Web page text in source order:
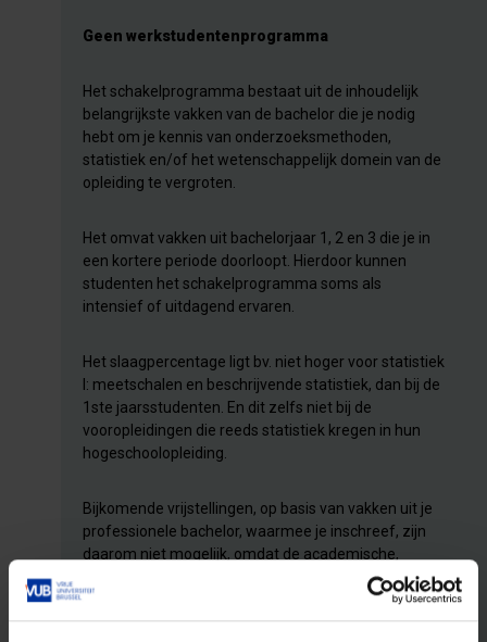
Geen werkstudentenprogramma
Het schakelprogramma bestaat uit de inhoudelijk
belangrijkste vakken van de bachelor die je nodig
hebt om je kennis van onderzoeksmethoden,
statistiek en/of het wetenschappelijk domein van de
opleiding te vergroten.
Het omvat vakken uit bachelorjaar 1, 2 en 3 die je in
een kortere periode doorloopt. Hierdoor kunnen
studenten het schakelprogramma soms als
intensief of uitdagend ervaren.
Het slaagpercentage ligt bv. niet hoger voor statistiek
I: meetschalen en beschrijvende statistiek, dan bij de
1ste jaarsstudenten. En dit zelfs niet bij de
vooropleidingen die reeds statistiek kregen in hun
hogeschoolopleiding.
Bijkomende vrijstellingen, op basis van vakken uit je
professionele bachelor, waarmee je inschreef, zijn
daarom niet mogelijk, omdat de academische,
onderzoeksgerichte component te weinig en minder
uitgebreid aanwezig is.